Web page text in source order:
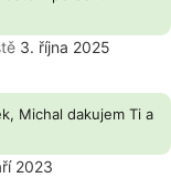
3. října 2025
Michal dakujem Ti a
2023